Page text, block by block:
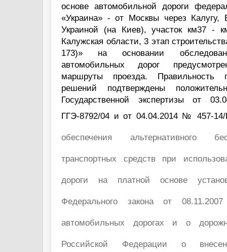
основе автомобильной дороги
«Украина» - от Москвы через Калугу,
Украиной (на Киев), участок км37 -
Калужская области, 3 этап
173)» на основании
автомобильных дорог
маршруты проезда. Правильность
решений подтверждены
Государственной экспертизы от
ГГЭ-8792/04 и от 04.04.2014 № 457-
обеспечения альтернативного
транспортных средств при
дороги на платной основе
Федерального закона от
автомобильных дорогах и о
Российской Федерации о